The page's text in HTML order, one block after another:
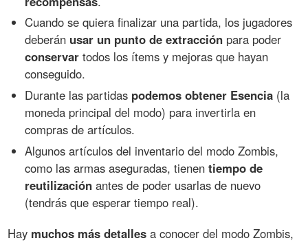
Cuando se quiera finalizar una partida, los jugadores
deberán usar un punto de extracción para poder
conservar todos los ítems y mejoras que hayan
conseguido.
Durante las partidas podemos obtener Esencia (la
moneda principal del modo) para invertirla en
compras de artículos.
Algunos artículos del inventario del modo Zombis,
como las armas aseguradas, tienentiempo de
reutilización antes de poder usarlas de nuevo
(tendrás que esperar tiempo real).
Hay muchos más detalles a conocer del modo Zombis,